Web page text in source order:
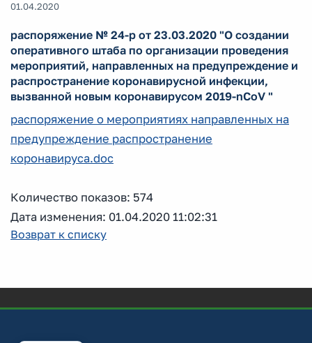
01.04.2020
распоряжение № 24-р от 23.03.2020 "О создании
оперативного штаба по организации проведения
мероприятий, направленных на предупреждение и
распространение коронавирусной инфекции,
вызванной новым коронавирусом 2019-nCоV "
распоряжение о мероприятиях направленных на
предупреждение распространение
коронавируса.doc
Количество показов: 574
Дата изменения: 01.04.2020 11:02:31
Возврат к списку